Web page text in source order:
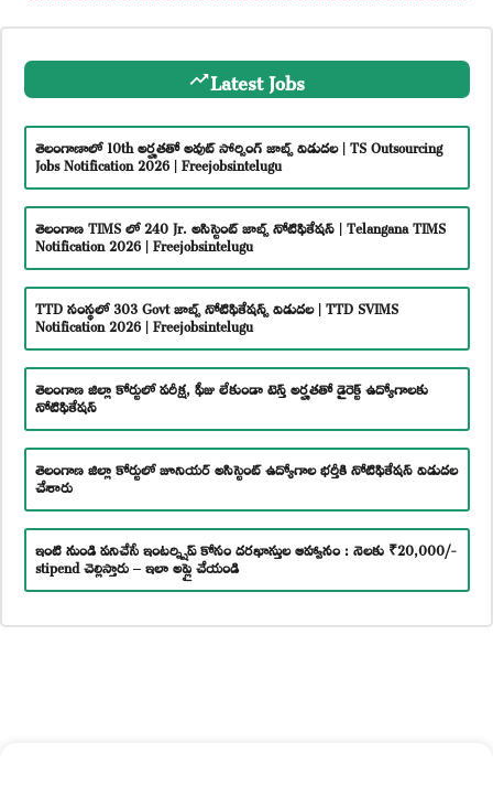
Latest Jobs
తెలంగాణాలో 10th అర్హతతో అవుట్ సోర్సింగ్ జాబ్స్ విడుదల | TS Outsourcing
Jobs Notification 2026 | Freejobsintelugu
తెలంగాణ TIMS లో 240 Jr. అసిస్టెంట్ జాబ్స్ నోటిఫికేషన్ | Telangana TIMS
Notification 2026 | Freejobsintelugu
TTD సంస్థలో 303 Govt జాబ్స్ నోటిఫికేషన్స్ విడుదల | TTD SVIMS
Notification 2026 | Freejobsintelugu
తెలంగాణ జిల్లా కోర్టులో పరీక్ష, ఫీజు లేకుండా టెన్త్ అర్హతతో డైరెక్ట్ ఉద్యోగాలకు
నోటిఫికేషన్
తెలంగాణ జిల్లా కోర్టులో జూనియర్ అసిస్టెంట్ ఉద్యోగాల భర్తీకి నోటిఫికేషన్ విడుదల
చేశారు
ఇంటి నుండి పనిచేసే ఇంటర్న్షిప్ కోసం దరఖాస్తుల ఆహ్వానం : నెలకు ₹20,000/-
stipend చెల్లిస్తారు – ఇలా అప్లై చేయండి